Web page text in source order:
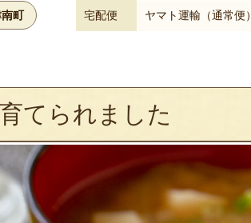
町 宅配便 ヤマト運輸（通常便）
てられました